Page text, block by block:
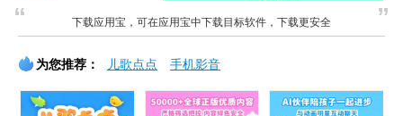
下载应用宝，可在应用宝中下载目标软件，下载更安全
为您推荐： 儿歌点点 手机影音